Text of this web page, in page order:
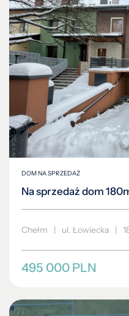
DOM NA SPRZEDAŻ
Na sprzedaż dom
Chełm | ul. Łowiecka |
495 000 PLN